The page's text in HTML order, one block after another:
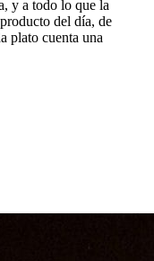
y a todo lo que la
del día, de
plato cuenta una